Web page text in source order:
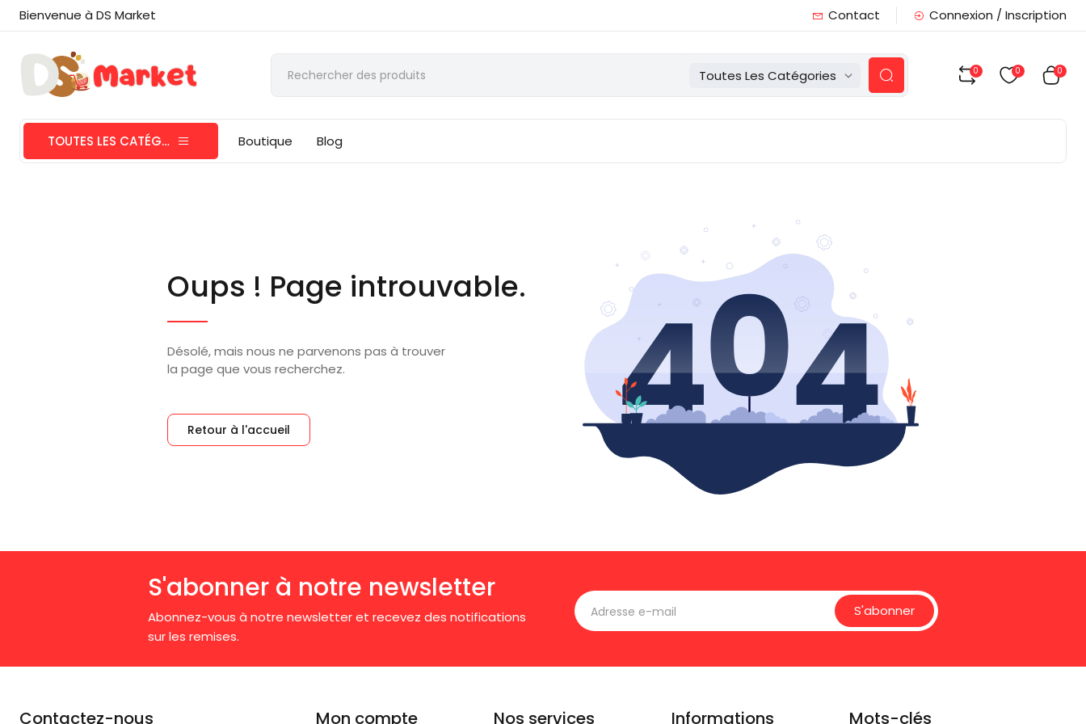
Bienvenue à DS Market Contact Connexion / Inscription
Toutes Les Catégories 0 0 0
TOUTES LES CATÉGORIES Boutique Blog
Oups ! Page introuvable.
Désolé, mais nous ne parvenons pas à trouver
la page que vous recherchez.
Retour à l'accueil
S'abonner à notre newsletter
Abonnez-vous à notre newsletter et recevez des notifications
sur les remises.
S'abonner
Contactez-nous Mon compte Nos services Informations Mots-clés